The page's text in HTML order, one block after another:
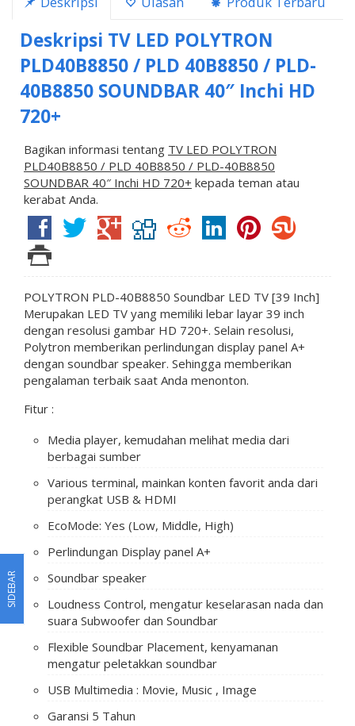
Deskripsi TV LED POLYTRON
PLD40B8850 / PLD 40B8850 / PLD-
40B8850 SOUNDBAR 40″ Inchi HD
720+
Bagikan informasi tentang TV LED POLYTRON
PLD40B8850 / PLD 40B8850 / PLD-40B8850
SOUNDBAR 40″ Inchi HD 720+ kepada teman atau
kerabat Anda.
POLYTRON PLD-40B8850 Soundbar LED TV [39 Inch]
Merupakan LED TV yang memiliki lebar layar 39 inch
dengan resolusi gambar HD 720+. Selain resolusi,
Polytron memberikan perlindungan display panel A+
dengan soundbar speaker. Sehingga memberikan
pengalaman terbaik saat Anda menonton.
Fitur :
Media player, kemudahan melihat media dari
berbagai sumber
Various terminal, mainkan konten favorit anda dari
perangkat USB & HDMI
EcoMode: Yes (Low, Middle, High)
Perlindungan Display panel A+
Soundbar speaker
Loudness Control, mengatur keselarasan nada dan
suara Subwoofer dan Soundbar
Flexible Soundbar Placement, kenyamanan
mengatur peletakkan soundbar
USB Multimedia : Movie, Music , Image
Garansi 5 Tahun
SIDEBAR